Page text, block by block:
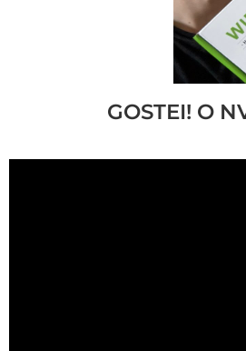
GOSTEI! O